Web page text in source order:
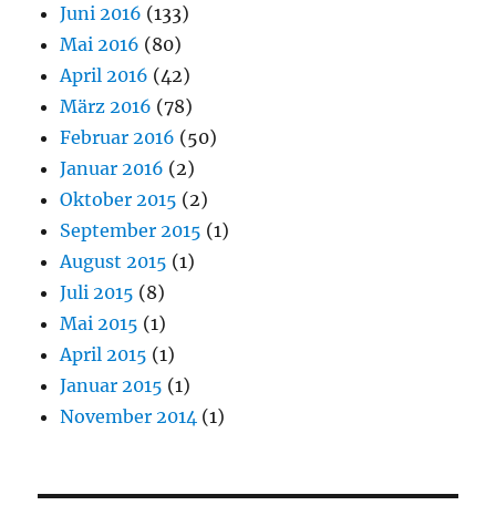
Juni 2016 (133)
Mai 2016 (80)
April 2016 (42)
März 2016 (78)
Februar 2016 (50)
Januar 2016 (2)
Oktober 2015 (2)
September 2015 (1)
August 2015 (1)
Juli 2015 (8)
Mai 2015 (1)
April 2015 (1)
Januar 2015 (1)
November 2014 (1)